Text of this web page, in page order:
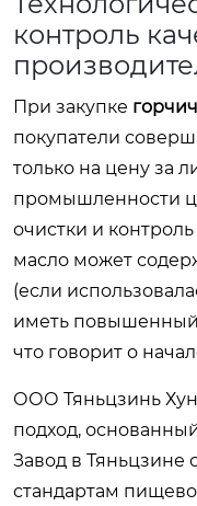
контроль
При закупке
покупатели
только на цену за
промышленности
очистки и
масло может
(если
иметь повышенный
что говорит о
ООО Тяньцзинь
подход,
Завод в Тяньцзине
стандартам